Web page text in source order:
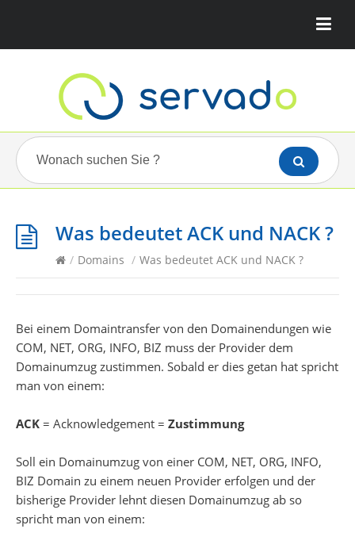
Was bedeutet ACK und NACK ?
/ Domains / Was bedeutet ACK und NACK ?
Bei einem Domaintransfer von den Domainendungen wie
COM, NET, ORG, INFO, BIZ muss der Provider dem
Domainumzug zustimmen. Sobald er dies getan hat spricht
man von einem:
ACK = Acknowledgement = Zustimmung
Soll ein Domainumzug von einer COM, NET, ORG, INFO,
BIZ Domain zu einem neuen Provider erfolgen und der
bisherige Provider lehnt diesen Domainumzug ab so
spricht man von einem: